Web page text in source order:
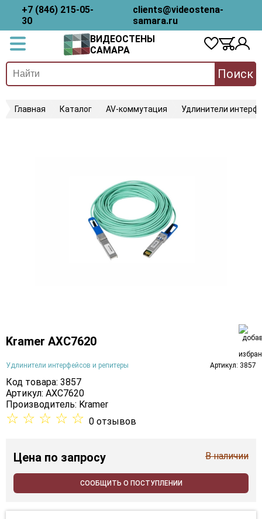
+7 (846) 215-05-
30
clients@videostena-
samara.ru
ВИДЕОСТЕНЫ
САМАРА
Поиск
Главная Каталог AV-коммутация Удлинители
Kramer AXC7620
Удлинители интерфейсов и репитеры Артикул: 3857
Код товара: 3857
Артикул: AXC7620
Производитель: Kramer
☆ ☆ ☆ ☆ ☆ 0 отзывов
Цена по запросу В наличии
СООБЩИТЬ О ПОСТУПЛЕНИИ